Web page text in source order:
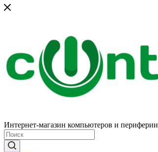
Интернет-магазин компьютеров и периферии